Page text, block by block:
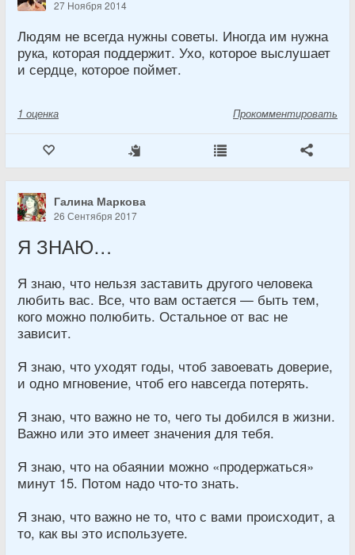
27 Ноября 2014
Людям не всегда нужны советы. Иногда им нужна
рука, которая поддержит. Ухо, которое выслушает
и сердце, которое поймет.
1 оценка Прокомментировать
Галина Маркова
26 Сентября 2017
Я ЗНАЮ…
Я знаю, что нельзя заставить другого человека
любить вас. Все, что вам остается — быть тем,
кого можно полюбить. Остальное от вас не
зависит.
Я знаю, что уходят годы, чтоб завоевать доверие,
и одно мгновение, чтоб его навсегда потерять.
Я знаю, что важно не то, чего ты добился в жизни.
Важно или это имеет значения для тебя.
Я знаю, что на обаянии можно «продержаться»
минут 15. Потом надо что-то знать.
Я знаю, что важно не то, что с вами происходит, а
то, как вы это используете.